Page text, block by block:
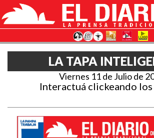
LA TAPA
Viernes 11 de Julio de
Interactuá clickeando